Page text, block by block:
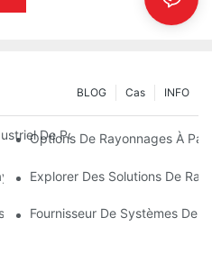
INFO
Cas
BLOG
De Pointe Pour Une Gestion
Options De Rayonnages À
Pour Palettes :
Explorer Des Solutions De
D'entrepôt : Les Points À Prendre
Fournisseur De Systèmes De